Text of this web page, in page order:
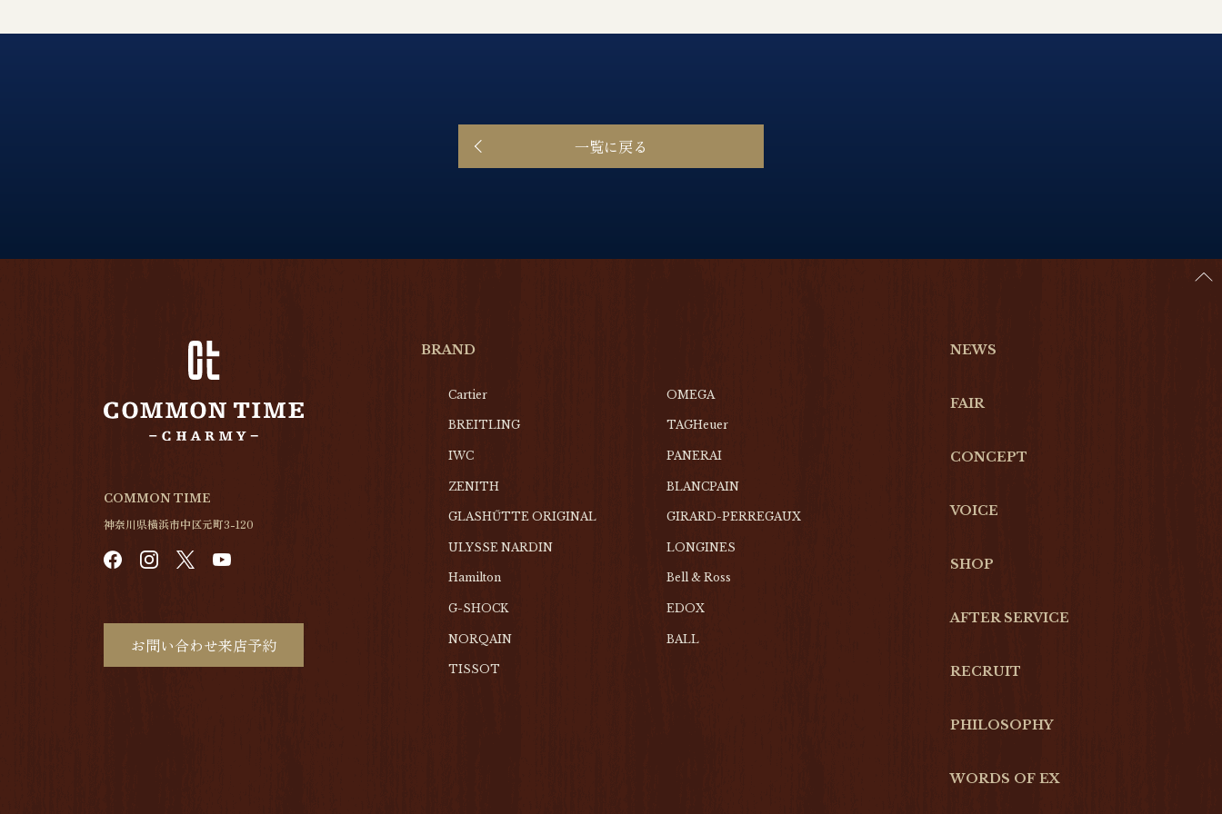
一覧に戻る
NEWS
FAIR
CONCEPT
BRAND
Cartier OMEGA
BREITLING TAGHeuer
IWC PANERAI
ZENITH BLANCPAIN
GLASHŰTTE ORIGINAL GIRARD-PERREGAUX
ULYSSE NARDIN LONGINES
Hamilton Bell & Ross
G-SHOCK EDOX
NORQAIN BALL
TISSOT
VOICE
SHOP
AFTER SERVICE
RECRUIT
PHILOSOPHY
WORDS OF EX
COMMON TIME
神奈川県横浜市中区元町3-120
お問い合わせ来店予約